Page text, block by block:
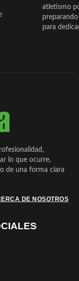
atletismo
para
lo que ocurre,
de una forma clara
DE NOSOTROS